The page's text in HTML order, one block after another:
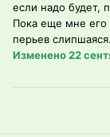
если надо будет,
Пока еще мне его
перьев слипшаяся.
Изменено22